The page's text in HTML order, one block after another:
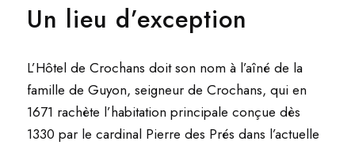
Un lieu d’exception
L’Hôtel de Crochans doit son nom à l’aîné de la
famille de Guyon, seigneur de Crochans, qui en
1671 rachète l’habitation principale conçue dès
1330 par le cardinal Pierre des Prés dans l’actuelle